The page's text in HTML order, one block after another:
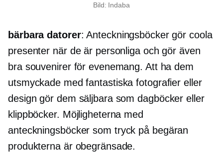
Bild: Indaba
bärbara datorer: Anteckningsböcker gör coola
presenter när de är personliga och gör även
bra souvenirer för evenemang. Att ha dem
utsmyckade med fantastiska fotografier eller
design gör dem säljbara som dagböcker eller
klippböcker. Möjligheterna med
anteckningsböcker som tryck på begäran
produkterna är obegränsade.